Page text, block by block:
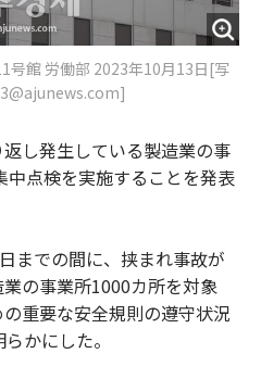
号館 労働部 2023年10月13日[写
し発生している製造業の事
点検を実施することを発表
までの間に、挟まれ事故が
の事業所1000カ所を対象
重要な安全規則の遵守状況
かにした。